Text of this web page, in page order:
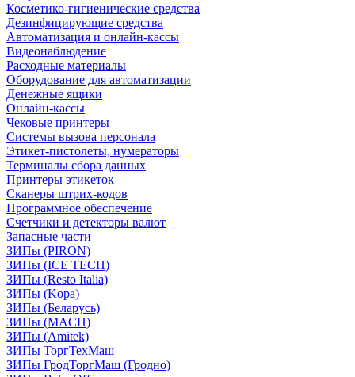
Косметико-гигиенические средства
Дезинфицирующие средства
Автоматизация и онлайн-кассы
Видеонаблюдение
Расходные материалы
Оборудование для автоматизации
Денежные ящики
Онлайн-кассы
Чековые принтеры
Системы вызова персонала
Этикет-пистолеты, нумераторы
Терминалы сбора данных
Принтеры этикеток
Сканеры штрих-кодов
Программное обеспечение
Счетчики и детекторы валют
Запасные части
ЗИПы (PIRON)
ЗИПы (ICE TECH)
ЗИПы (Resto Italia)
ЗИПы (Kopa)
ЗИПы (Беларусь)
ЗИПы (MACH)
ЗИПы (Amitek)
ЗИПы ТоргТехМаш
ЗИПы ГродТоргМаш (Гродно)